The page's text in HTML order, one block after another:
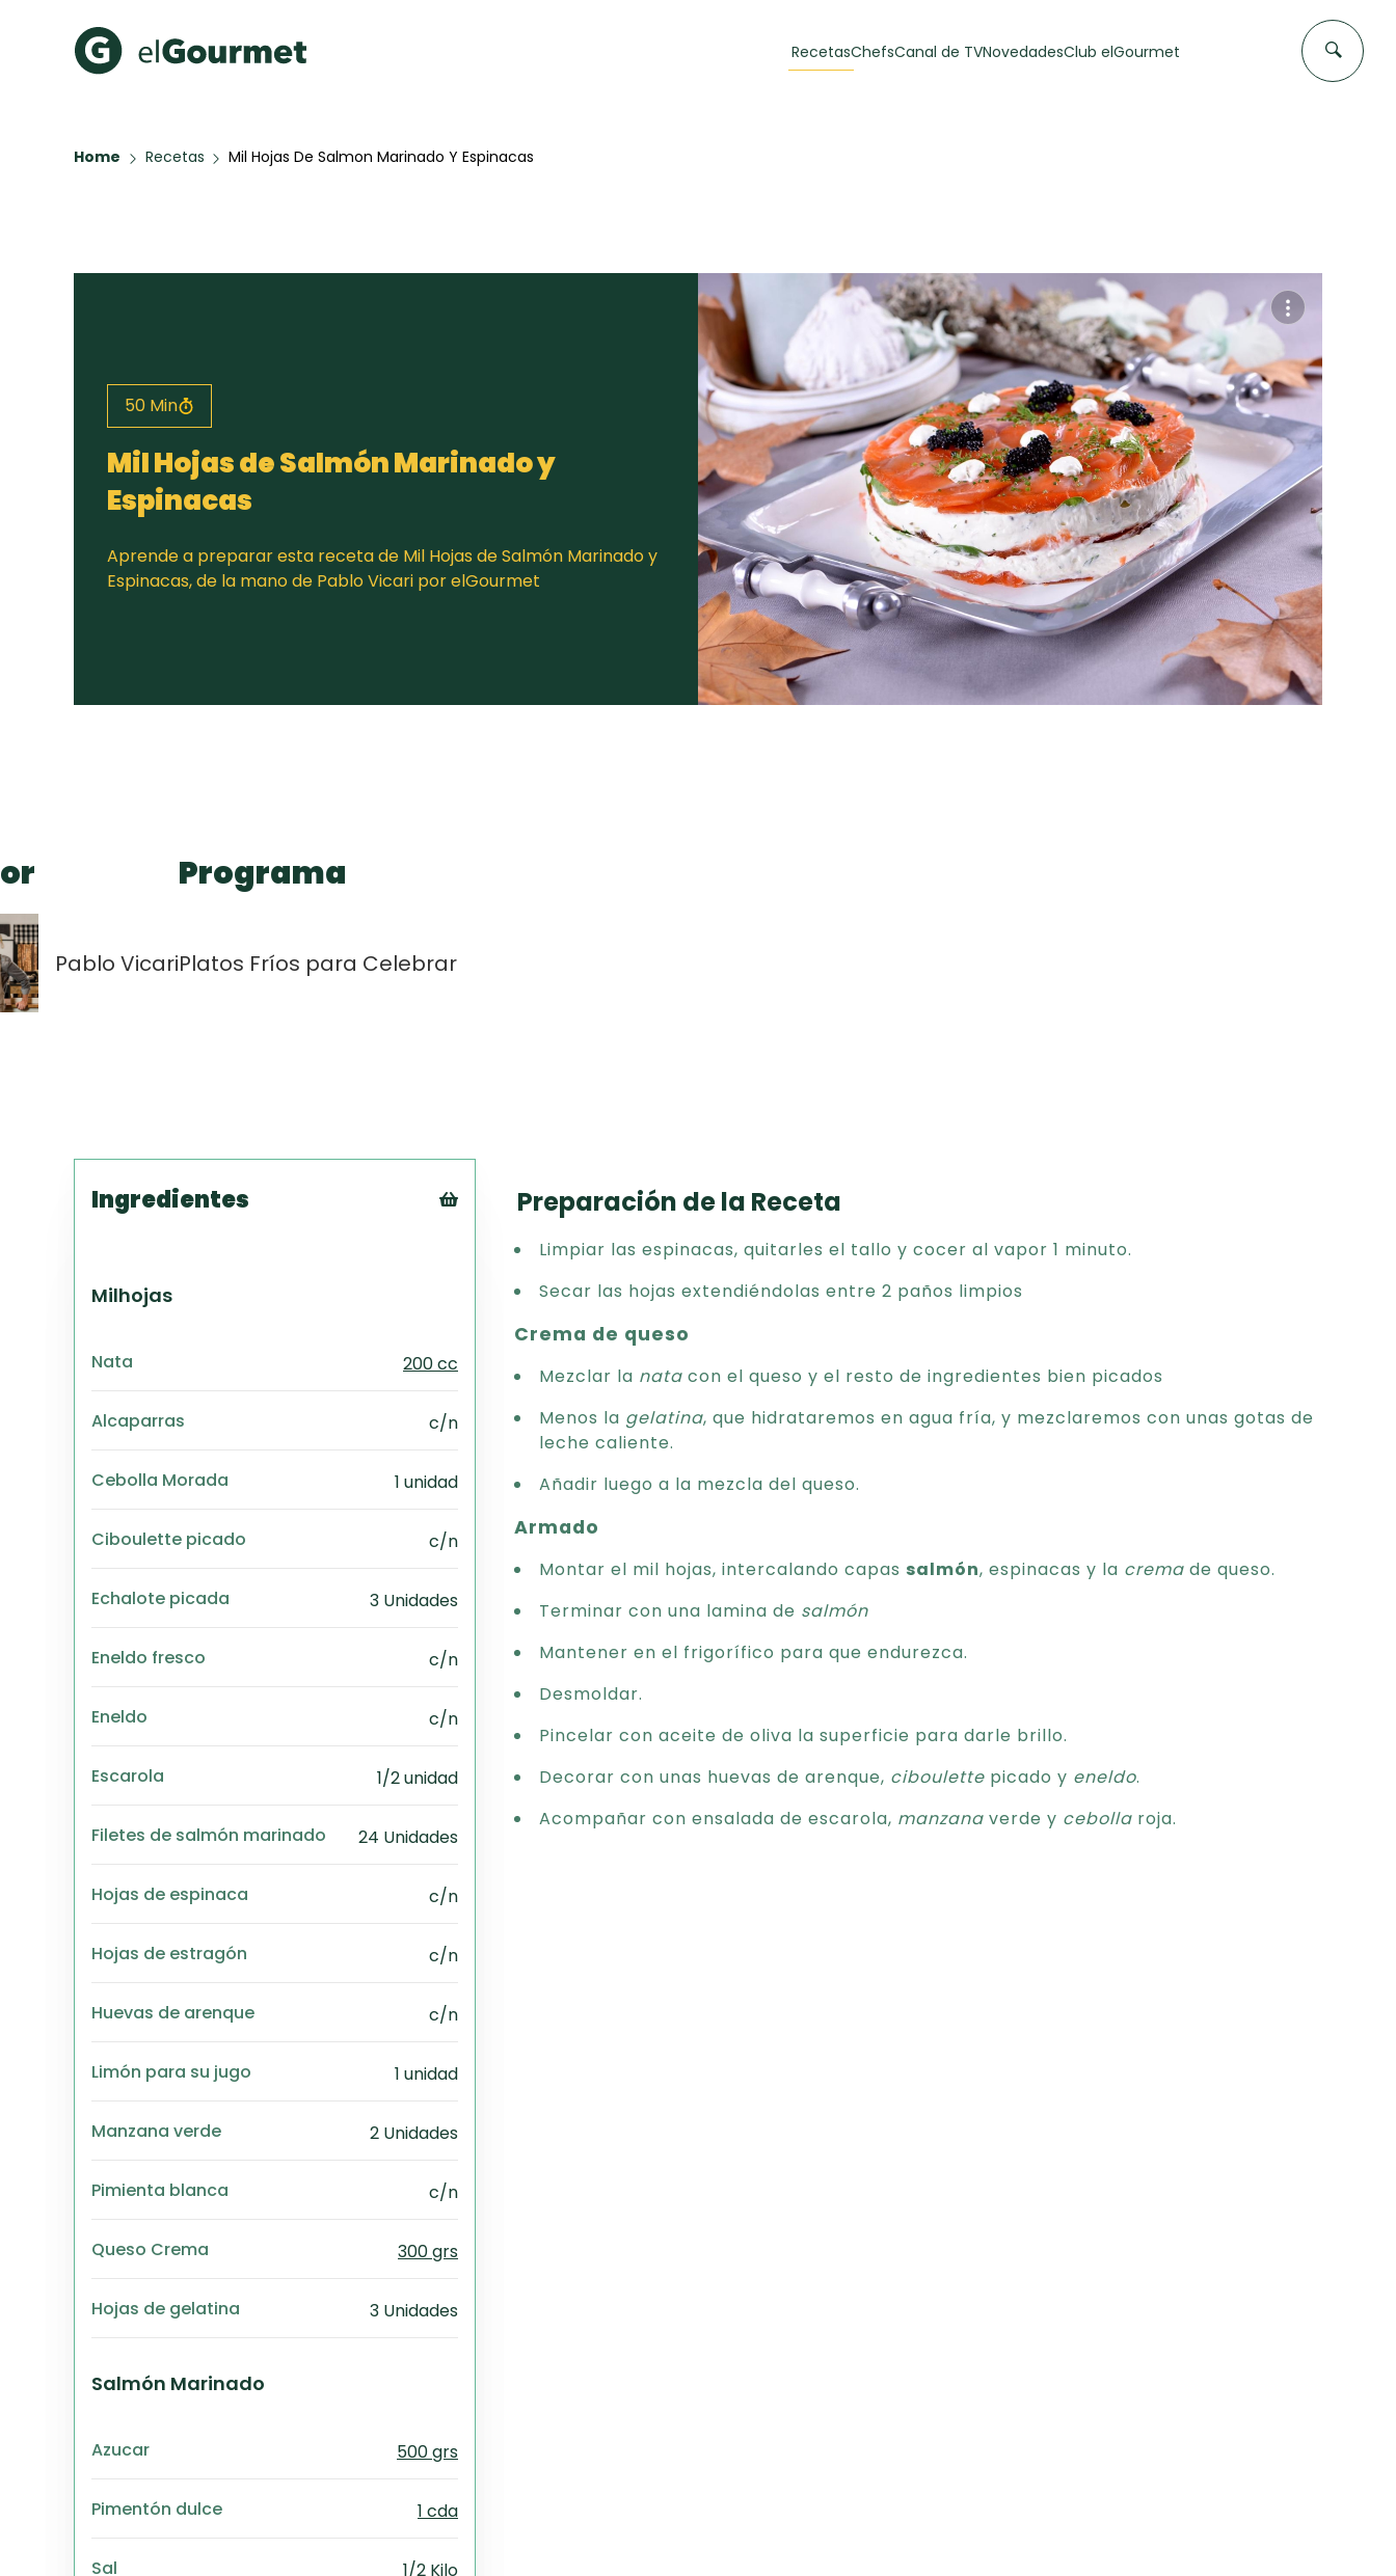
Recetas
Chocolate
Toast de trucha
curada y queso
casero
30 min
EMPANADAS DE
CARNE
60 min
FLAN CASERO
50 min
Todas las recetas
ChefsCanal de TVNovedadesClub elGourmet
Home Recetas Mil Hojas De Salmon Marinado Y Espinacas
50 Min
Mil Hojas de Salmón Marinado y
Espinacas
Aprende a preparar esta receta de Mil Hojas de Salmón Marinado y
Espinacas, de la mano de Pablo Vicari por elGourmet
Pablo Vicari
Programa
Platos Fríos para Celebrar
Ingredientes
Milhojas
Nata 200 cc
Alcaparras c/n
Cebolla Morada 1 unidad
Ciboulette picado c/n
Echalote picada 3 Unidades
Eneldo fresco c/n
Eneldo c/n
Escarola 1/2 unidad
Filetes de salmón marinado 24 Unidades
Hojas de espinaca c/n
Hojas de estragón c/n
Huevas de arenque c/n
Limón para su jugo 1 unidad
Manzana verde 2 Unidades
Pimienta blanca c/n
Queso Crema 300 grs
Hojas de gelatina 3 Unidades
Salmón Marinado
Azucar 500 grs
Pimentón dulce 1 cda
Sal 1/2 Kilo
Preparación de la Receta
Limpiar las espinacas, quitarles el tallo y cocer al vapor 1 minuto.
Secar las hojas extendiéndolas entre 2 paños limpios
Crema de queso
Mezclar la nata con el queso y el resto de ingredientes bien picados
Menos la gelatina, que hidrataremos en agua fría, y mezclaremos con unas gotas de
leche caliente.
Añadir luego a la mezcla del queso.
Armado
Montar el mil hojas, intercalando capas salmón, espinacas y la crema de queso.
Terminar con una lamina de salmón
Mantener en el frigorífico para que endurezca.
Desmoldar.
Pincelar con aceite de oliva la superficie para darle brillo.
Decorar con unas huevas de arenque, ciboulette picado y eneldo.
Acompañar con ensalada de escarola, manzana verde y cebolla roja.